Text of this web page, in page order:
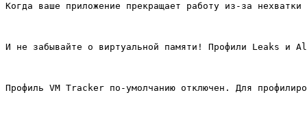
Когда ваше приложение прекращает работу из-за
И не забывайте о виртуальной памяти! Профили Leaks и
Профиль VM Tracker по-умолчанию отключен. Для